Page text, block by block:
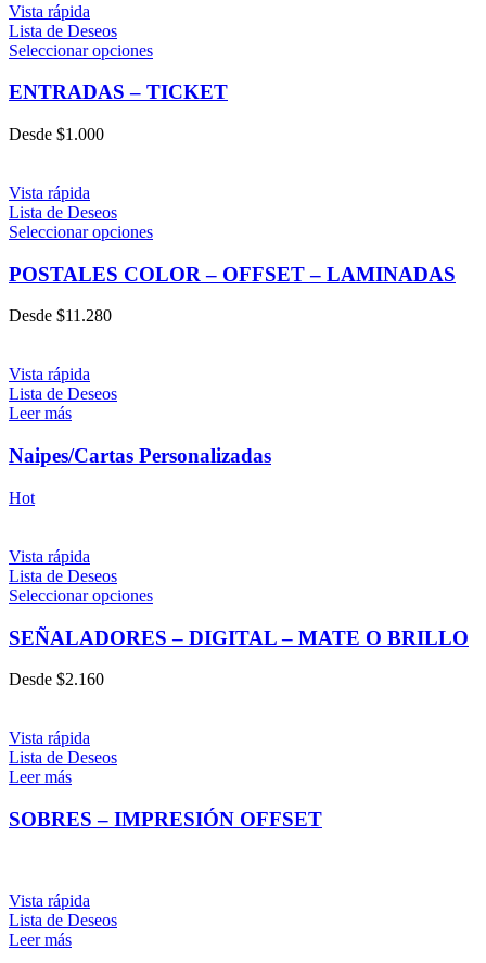
Vista rápida
Lista de Deseos
Seleccionar opciones
ENTRADAS – TICKET
Desde $1.000
Vista rápida
Lista de Deseos
Seleccionar opciones
POSTALES COLOR – OFFSET – LAMINADAS
Desde $11.280
Vista rápida
Lista de Deseos
Leer más
Naipes/Cartas Personalizadas
Hot
Vista rápida
Lista de Deseos
Seleccionar opciones
SEÑALADORES – DIGITAL – MATE O BRILLO
Desde $2.160
Vista rápida
Lista de Deseos
Leer más
SOBRES – IMPRESIÓN OFFSET
Vista rápida
Lista de Deseos
Leer más